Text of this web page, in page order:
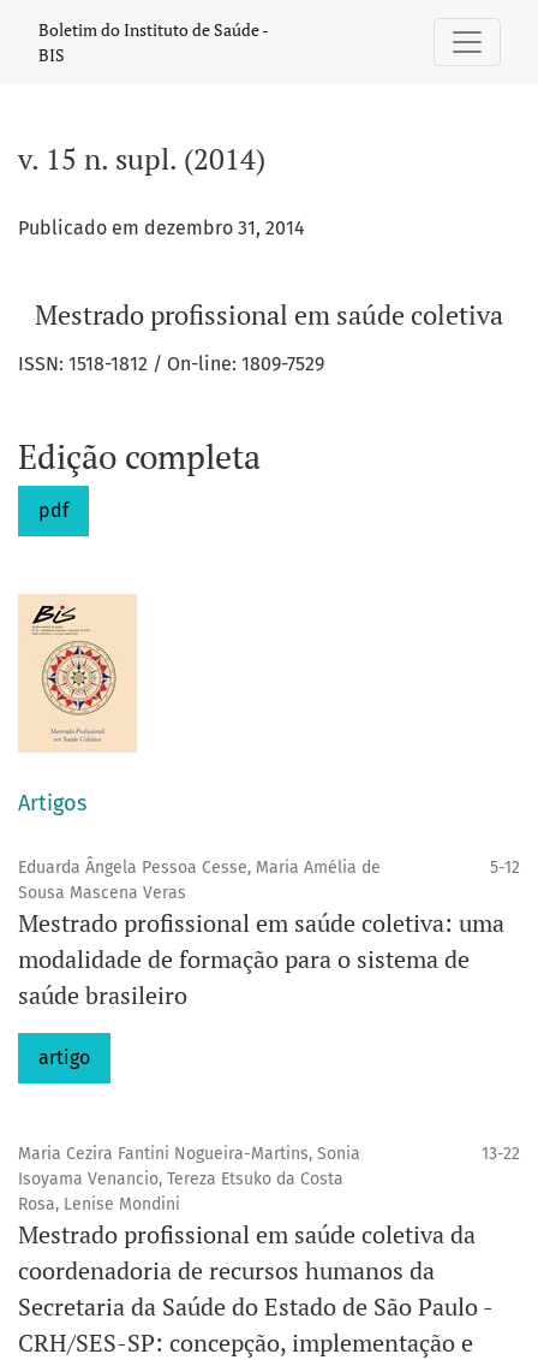
v. 15 n. supl. (2014): Mestrado profissional em saúde coletiva
Boletim do Instituto de Saúde -
BIS
v. 15 n. supl. (2014)
Publicado em dezembro 31, 2014
Mestrado profissional em saúde coletiva
ISSN: 1518-1812 / On-line: 1809-7529
Edição completa
pdf
Artigos
Eduarda Ângela Pessoa Cesse, Maria Amélia de
Sousa Mascena Veras
5-12
Mestrado profissional em saúde coletiva: uma
modalidade de formação para o sistema de
saúde brasileiro
artigo
Maria Cezira Fantini Nogueira-Martins, Sonia
Isoyama Venancio, Tereza Etsuko da Costa
Rosa, Lenise Mondini
13-22
Mestrado profissional em saúde coletiva da
coordenadoria de recursos humanos da
Secretaria da Saúde do Estado de São Paulo -
CRH/SES-SP: concepção, implementação e